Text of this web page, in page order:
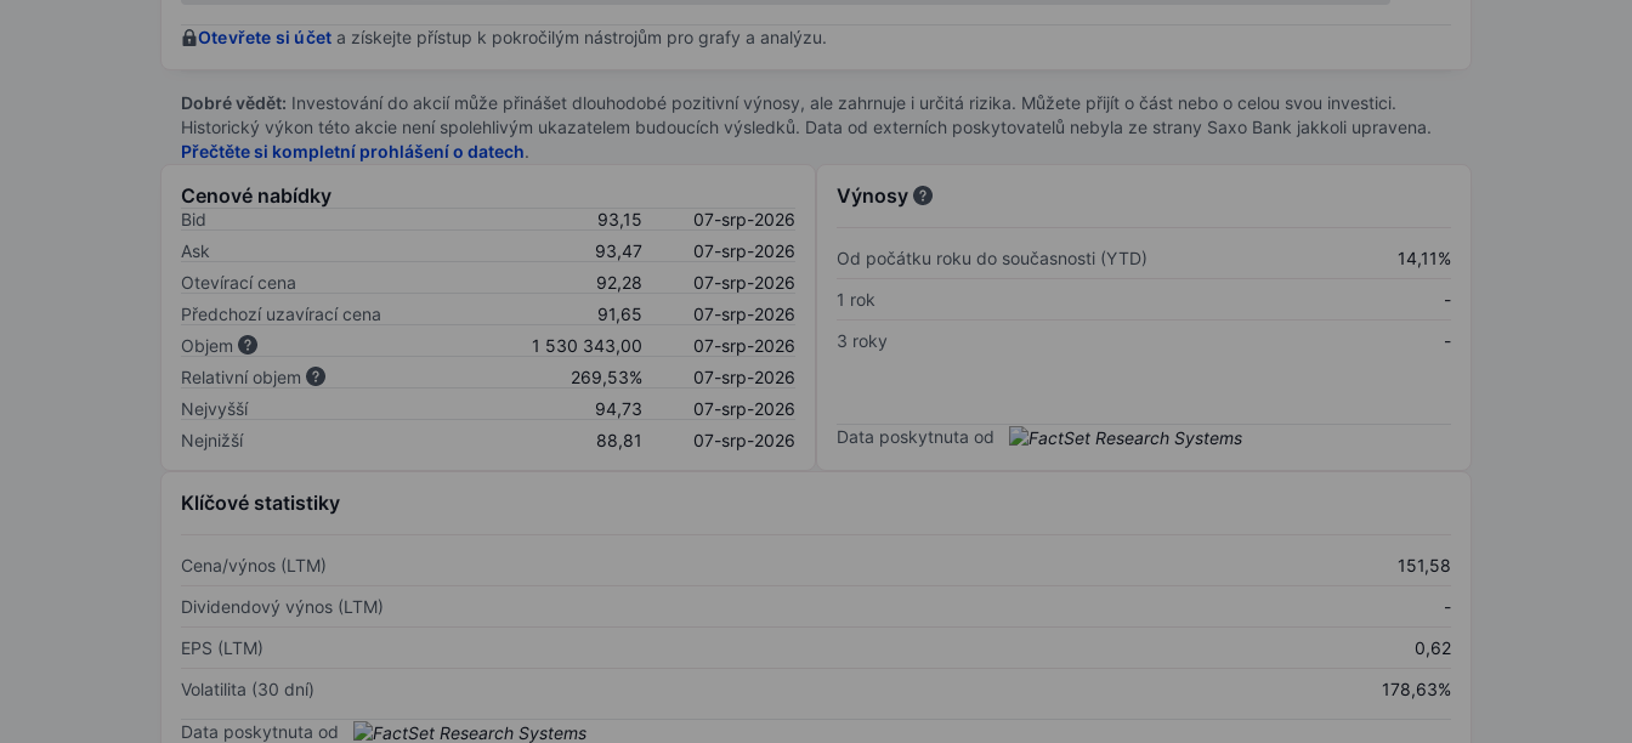
Otevřete si účet a získejte přístup k pokročilým nástrojům pro grafy a analýzu.
Dobré vědět: Investování do akcií může přinášet dlouhodobé pozitivní výnosy, ale zahrnuje i určitá rizika. Můžete přijít o část nebo o celou svou investici.
Historický výkon této akcie není spolehlivým ukazatelem budoucích výsledků. Data od externích poskytovatelů nebyla ze strany Saxo Bank jakkoli upravena.
Přečtěte si kompletní prohlášení o datech.
Cenové nabídky
Bid 93,15
07-srp-2026
Ask
93,47
07-srp-2026
Otevírací cena
92,28
07-srp-2026
Předchozí uzavírací cena
91,65
07-srp-2026
Objem
1 530 343,00
07-srp-2026
Relativní objem
269,53%
07-srp-2026
Nejvyšší
94,73
07-srp-2026
Nejnižší
88,81 07-srp-2026
Výnosy
Od počátku roku do současnosti (YTD)
14,11%
1 rok
-
3 roky
-
Data poskytnuta od
Klíčové statistiky
Cena/výnos (LTM)
151,58
Dividendový výnos (LTM)
-
EPS (LTM)
0,62
Volatilita (30 dní)
178,63%
Data poskytnuta od